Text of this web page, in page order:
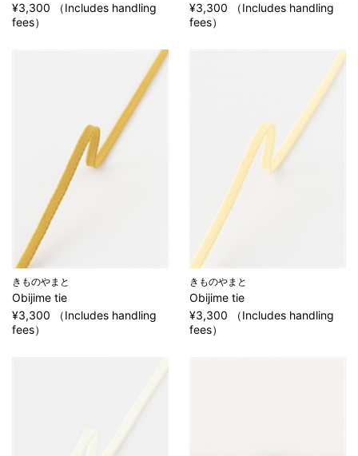
¥3,300 （Includes handling
fees）
¥3,300 （Includes handling
fees）
きものやまと
Obijime tie
¥3,300 （Includes handling
fees）
きものやまと
Obijime tie
¥3,300 （Includes handling
fees）